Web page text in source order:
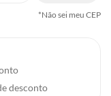
*Não sei meu CEP
desconto